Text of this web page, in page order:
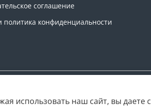
соглашение
политика конфиденциальности
использовать наш сайт, вы даете